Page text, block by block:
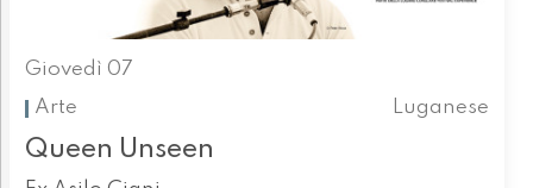
Giovedì 07
Arte
Luganese
Queen Unseen